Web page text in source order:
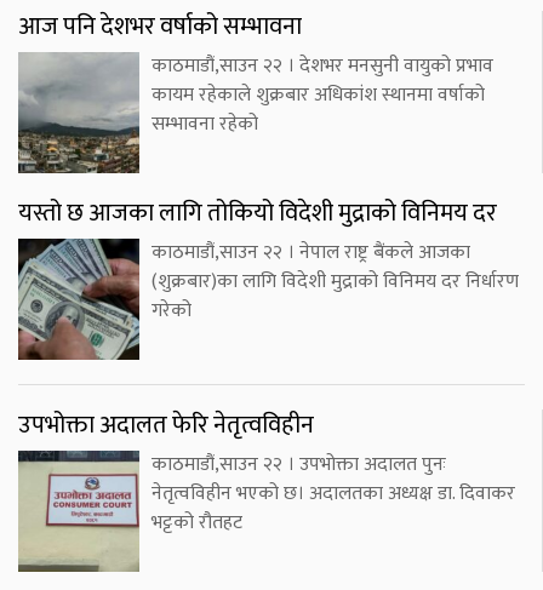
आज पनि देशभर वर्षाको सम्भावना
काठमाडौं,साउन २२ । देशभर मनसुनी वायुको प्रभाव
कायम रहेकाले शुक्रबार अधिकांश स्थानमा वर्षाको
सम्भावना रहेको
यस्तो छ आजका लागि तोकियो विदेशी मुद्राको विनिमय दर
काठमाडौं,साउन २२ । नेपाल राष्ट्र बैंकले आजका
(शुक्रबार)का लागि विदेशी मुद्राको विनिमय दर निर्धारण
गरेको
उपभोक्ता अदालत फेरि नेतृत्वविहीन
काठमाडौं,साउन २२ । उपभोक्ता अदालत पुनः
नेतृत्वविहीन भएको छ। अदालतका अध्यक्ष डा. दिवाकर
भट्टको रौतहट